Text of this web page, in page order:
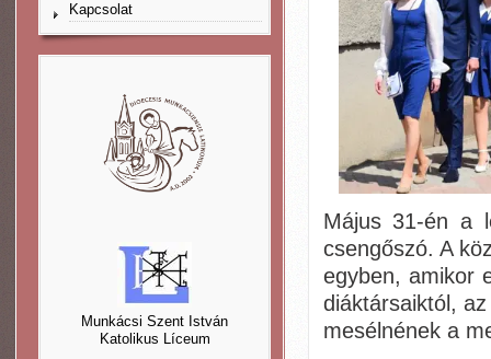
Kapcsolat
Munkácsi Szent István
Katolikus Líceum
Május 31-én a
csengőszó. A
egyben, amikor
diáktársaiktól,
mesélnének a